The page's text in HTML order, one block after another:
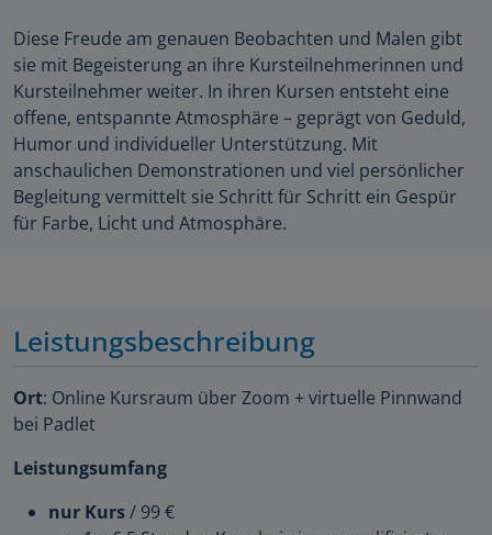
Diese Freude am genauen Beobachten und Malen gibt
sie mit Begeisterung an ihre Kursteilnehmerinnen und
Kursteilnehmer weiter. In ihren Kursen entsteht eine
offene, entspannte Atmosphäre – geprägt von Geduld,
Humor und individueller Unterstützung. Mit
anschaulichen Demonstrationen und viel persönlicher
Begleitung vermittelt sie Schritt für Schritt ein Gespür
für Farbe, Licht und Atmosphäre.
Leistungsbeschreibung
Ort: Online Kursraum über Zoom + virtuelle Pinnwand
bei Padlet
Leistungsumfang
nur Kurs/ 99 €